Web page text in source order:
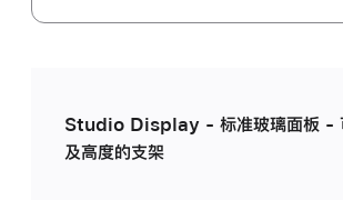
Studio Display - 标准玻璃面板 -
及高度的支架